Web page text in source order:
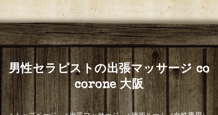
男性セラピストの出張マッサージ co
corone 大阪